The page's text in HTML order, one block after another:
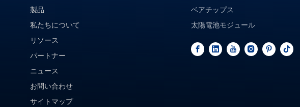
製品
私たちについて
リソース
パートナー
ニュース
お問い合わせ
サイトマップ
ベアチップス
太陽電池モジュール